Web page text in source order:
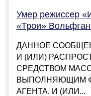
Умер режиссер
«Трои»
ДАННОЕ
И (ИЛИ)
СРЕДСТВОМ
ВЫПОЛНЯЮЩИМ
АГЕНТА, И (ИЛИ...